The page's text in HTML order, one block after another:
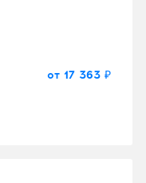
от 17 363 ₽